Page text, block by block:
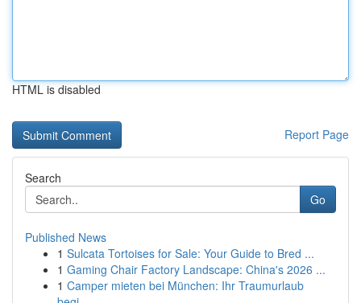
HTML is disabled
Report Page
Search
Go
Published News
1 Sulcata Tortoises for Sale: Your Guide to Bred ...
1 Gaming Chair Factory Landscape: China's 2026 ...
1 Camper mieten bei München: Ihr Traumurlaub